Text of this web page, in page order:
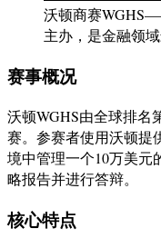
沃顿商赛
主办，是金融领
赛事概况
沃顿WGHS由全球排名
赛。参赛者使用沃顿提
境中管理一个10万美元
略报告并进行答辩。
核心特点